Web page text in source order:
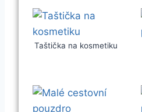
Taštička na kosmetiku